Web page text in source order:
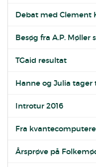
Debat med Clement
Besøg fra A.P. Møller
TGaid resultat
Hanne og Julia tager
Introtur 2016
Fra
Årsprøve på